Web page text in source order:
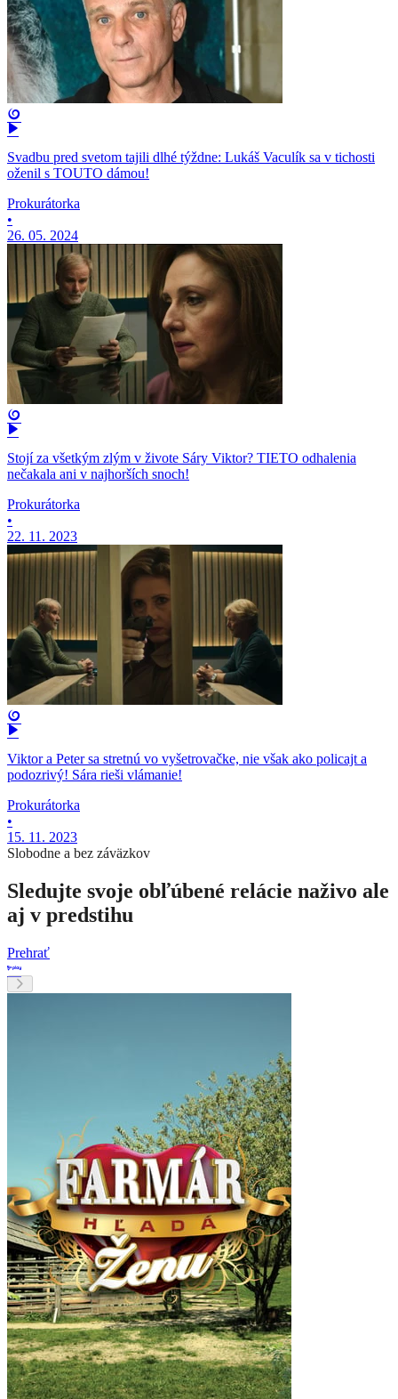
Svadbu pred svetom tajili dlhé týždne: Lukáš Vaculík sa v tichosti
oženil s TOUTO dámou!
Prokurátorka
•
26. 05. 2024
Stojí za všetkým zlým v živote Sáry Viktor? TIETO odhalenia
nečakala ani v najhorších snoch!
Prokurátorka
•
22. 11. 2023
Viktor a Peter sa stretnú vo vyšetrovačke, nie však ako policajt a
podozrivý! Sára rieši vlámanie!
Prokurátorka
•
15. 11. 2023
Slobodne a bez záväzkov
Sledujte svoje obľúbené relácie naživo ale
aj v predstihu
Prehrať